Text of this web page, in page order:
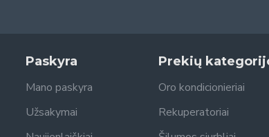
Paskyra
Mano paskyra
Užsakymai
Prekių
Oro kondicionieriai
Rekuperatoriai